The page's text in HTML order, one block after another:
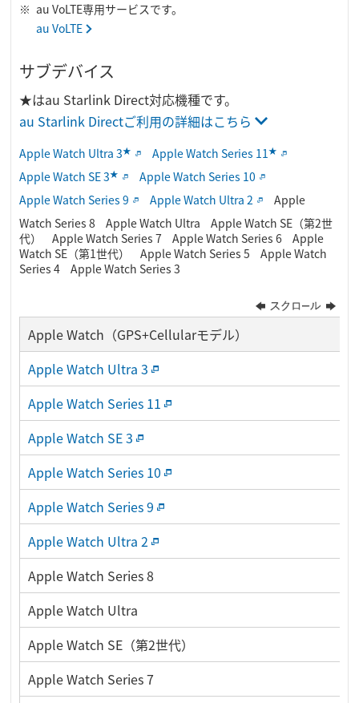
au VoLTE専用サービスです。
au VoLTE
サブデバイス
★はau Starlink Direct対応機種です。
au Starlink Directご利用の詳細はこちら
Apple Watch Ultra 3★ Apple Watch Series 11★
Apple Watch SE 3★
Apple Watch Series 10
Apple Watch Series 9
Apple Watch Ultra 2
Apple
Watch Series 8
Apple Watch Ultra
Apple Watch SE（第2世
代）
Apple Watch Series 7 Apple Watch Series 6
Apple
Watch SE（第1世代）
Apple Watch Series 5
Apple Watch
Series 4
Apple Watch Series 3
Apple Watch（GPS+Cellularモデル）
Apple Watch Ultra 3
Apple Watch Series 11
Apple Watch SE 3
Apple Watch Series 10
Apple Watch Series 9
Apple Watch Ultra 2
Apple Watch Series 8
Apple Watch Ultra
Apple Watch SE（第2世代）
Apple Watch Series 7